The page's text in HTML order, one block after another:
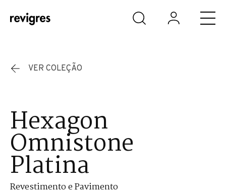
Saltar para o conteúdo principal
VER COLEÇÃO
Hexagon
Omnistone
Platina
Revestimento e Pavimento